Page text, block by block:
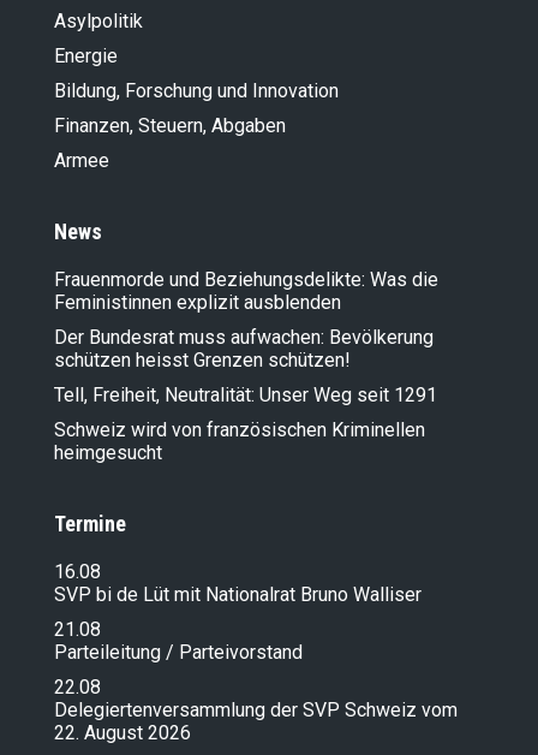
Asylpolitik
Energie
Bildung, Forschung und Innovation
Finanzen, Steuern, Abgaben
Armee
News
Frauenmorde und Beziehungsdelikte: Was die
Feministinnen explizit ausblenden
Der Bundesrat muss aufwachen: Bevölkerung
schützen heisst Grenzen schützen!
Tell, Freiheit, Neutralität: Unser Weg seit 1291
Schweiz wird von französischen Kriminellen
heimgesucht
Termine
16.08
SVP bi de Lüt mit Nationalrat Bruno Walliser
21.08
Parteileitung / Parteivorstand
22.08
Delegiertenversammlung der SVP Schweiz vom
22. August 2026